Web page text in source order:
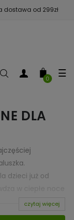
dostawa od 299zł
☰
0
DLA
dzieci już od
może
na
czytaj więcej